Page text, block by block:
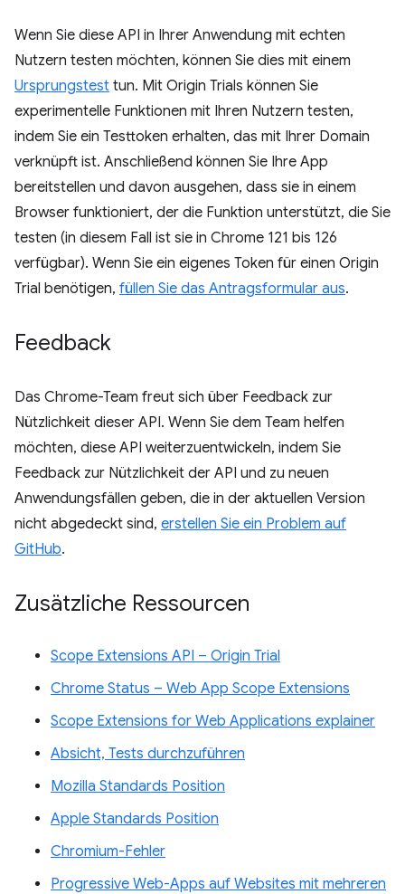
Wenn Sie diese API in Ihrer Anwendung mit echten
Nutzern testen möchten, können Sie dies mit einem
Ursprungstest tun. Mit Origin Trials können Sie
experimentelle Funktionen mit Ihren Nutzern testen,
indem Sie ein Testtoken erhalten, das mit Ihrer Domain
verknüpft ist. Anschließend können Sie Ihre App
bereitstellen und davon ausgehen, dass sie in einem
Browser funktioniert, der die Funktion unterstützt, die Sie
testen (in diesem Fall ist sie in Chrome 121 bis 126
verfügbar). Wenn Sie ein eigenes Token für einen Origin
Trial benötigen, füllen Sie das Antragsformular aus.
Feedback
Das Chrome-Team freut sich über Feedback zur
Nützlichkeit dieser API. Wenn Sie dem Team helfen
möchten, diese API weiterzuentwickeln, indem Sie
Feedback zur Nützlichkeit der API und zu neuen
Anwendungsfällen geben, die in der aktuellen Version
nicht abgedeckt sind, erstellen Sie ein Problem auf
GitHub.
Zusätzliche Ressourcen
Scope Extensions API – Origin Trial
Chrome Status – Web App Scope Extensions
Scope Extensions for Web Applications explainer
Absicht, Tests durchzuführen
Mozilla Standards Position
Apple Standards Position
Chromium-Fehler
Progressive Web-Apps auf Websites mit mehreren